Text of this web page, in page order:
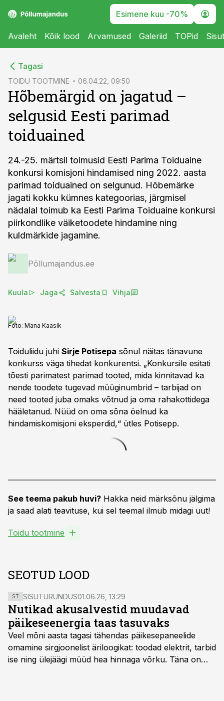
Esimene kuu -70%
Avaleht Kõik lood Arvamused Galeriid TOPid
Tagasi
TOIDU TOOTMINE 06.04.22, 09:50
Hõbemärgid on jagatud –
selgusid Eesti parimad
toiduained
24.-25. märtsil toimusid Eesti Parima Toiduaine
konkursi komisjoni hindamised ning 2022. aasta
parimad toiduained on selgunud. Hõbemärke
jagati kokku kümnes kategoorias, järgmisel
nädalal toimub ka Eesti Parima Toiduaine konkursi
piirkondlike väiketoodete hindamine ning
kuldmärkide jagamine.
Põllumajandus.ee
Kuula Jaga Salvesta Vihja
Foto: Mana Kaasik
Toiduliidu juhi Sirje Potisepa sõnul näitas tänavune
konkurss väga tihedat konkurentsi. „Konkursile esitati
tõesti parimatest parimad tooted, mida kinnitavad ka
nende toodete tugevad müüginumbrid – tarbijad on
need tooted juba omaks võtnud ja oma rahakottidega
hääletanud. Nüüd on oma sõna öelnud ka
hindamiskomisjoni eksperdid,“ ütles Potisepp.
See teema pakub huvi? Hakka neid märksõnu jälgima
ja saad alati teavituse, kui sel teemal ilmub midagi uut!
Toidu tootmine
SEOTUD LOOD
ST SISUTURUNDUS01.06.26, 13:29
Nutikad akusalvestid muudavad
päikeseenergia taas tasuvaks
Veel mõni aasta tagasi tähendas päikesepaneelide
omamine sirgjoonelist äriloogikat: toodad elektrit, tarbid
ise ning ülejäägi müüd hea hinnaga võrku. Täna on